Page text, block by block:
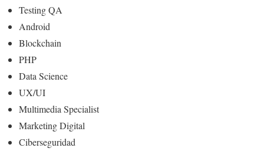
Testing QA
Android
Blockchain
PHP
Data Science
UX/UI
Multimedia Specialist
Marketing Digital
Ciberseguridad